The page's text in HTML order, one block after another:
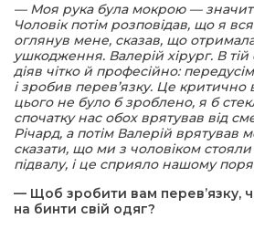
— Моя рука була мокрою —
Чоловік потім розповідав, що я
оглянув мене, сказав, що
ушкодження. Валерій хірург. В тій
діяв чітко й професійно:
і зробив перев’язку. Це
цього не було б зроблено, я б
спочатку нас обох врятував від
Річард, а потім Валерій врятував
сказати, що ми з чоловіком
підвалу, і це сприяло нашому
— Щоб зробити вам перев’язку,
на бинти свій одяг?